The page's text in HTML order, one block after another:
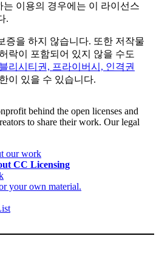
는 이용의 경우에는 이 라이선스
.
증을 하지 않습니다. 또한 저작물
락이 포함되어 있지 않을 수도
리시티권, 프라이버시, 인격권
이 있을 수 있습니다.
behind the open licenses and
to share their work. Our legal
our work
CC Licensing
your own material.